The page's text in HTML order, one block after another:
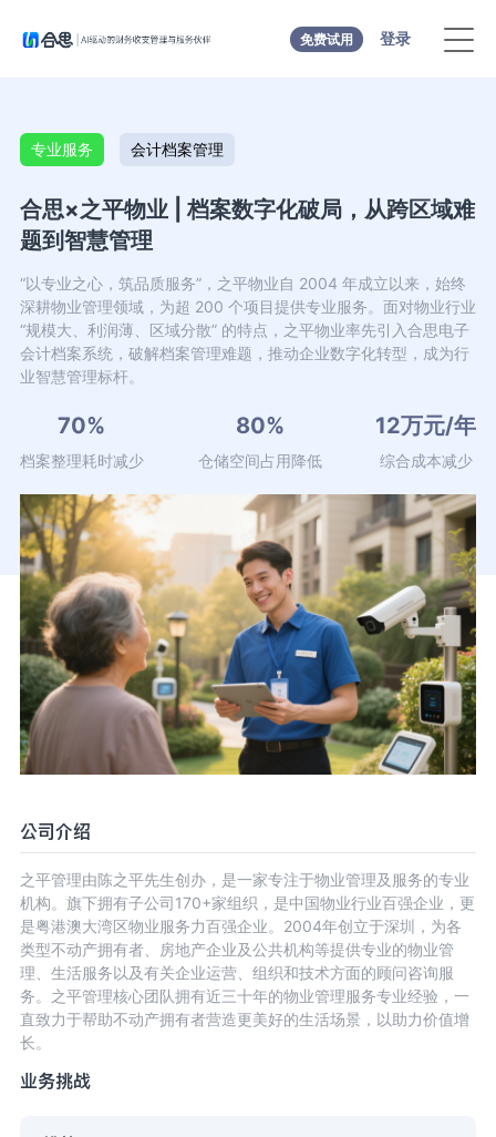
免费试用 登录
专业服务 会计档案管理
合思×之平物业 | 档案数字化破局，从跨区域难
题到智慧管理
“以专业之心，筑品质服务”，之平物业自 2004 年成立以来，始终
深耕物业管理领域，为超 200 个项目提供专业服务。面对物业行业
“规模大、利润薄、区域分散” 的特点，之平物业率先引入合思电子
会计档案系统，破解档案管理难题，推动企业数字化转型，成为行
业智慧管理标杆。
70%
档案整理耗时减少
80%
仓储空间占用降低
12万元/年
综合成本减少
公司介绍
之平管理由陈之平先生创办，是一家专注于物业管理及服务的专业
机构。旗下拥有子公司170+家组织，是中国物业行业百强企业，更
是粤港澳大湾区物业服务力百强企业。2004年创立于深圳，为各
类型不动产拥有者、房地产企业及公共机构等提供专业的物业管
理、生活服务以及有关企业运营、组织和技术方面的顾问咨询服
务。之平管理核心团队拥有近三十年的物业管理服务专业经验，一
直致力于帮助不动产拥有者营造更美好的生活场景，以助力价值增
长。
业务挑战